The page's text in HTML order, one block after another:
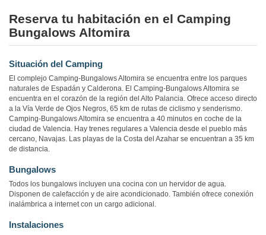
Reserva tu habitación en el Camping
Bungalows Altomira
Situación del Camping
El complejo Camping-Bungalows Altomira se encuentra entre los parques
naturales de Espadán y Calderona. El Camping-Bungalows Altomira se
encuentra en el corazón de la región del Alto Palancia. Ofrece acceso directo
a la Vía Verde de Ojos Negros, 65 km de rutas de ciclismo y senderismo.
Camping-Bungalows Altomira se encuentra a 40 minutos en coche de la
ciudad de Valencia. Hay trenes regulares a Valencia desde el pueblo más
cercano, Navajas. Las playas de la Costa del Azahar se encuentran a 35 km
de distancia.
Bungalows
Todos los bungalows incluyen una cocina con un hervidor de agua.
Disponen de calefacción y de aire acondicionado. También ofrece conexión
inalámbrica a internet con un cargo adicional.
Instalaciones